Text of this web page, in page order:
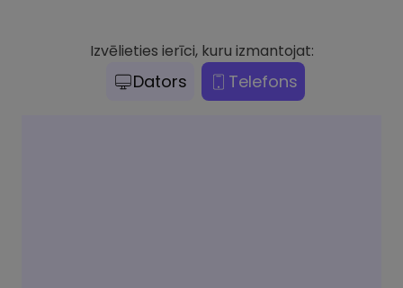
Izvēlieties ierīci, kuru izmantojat:
Dators Telefons